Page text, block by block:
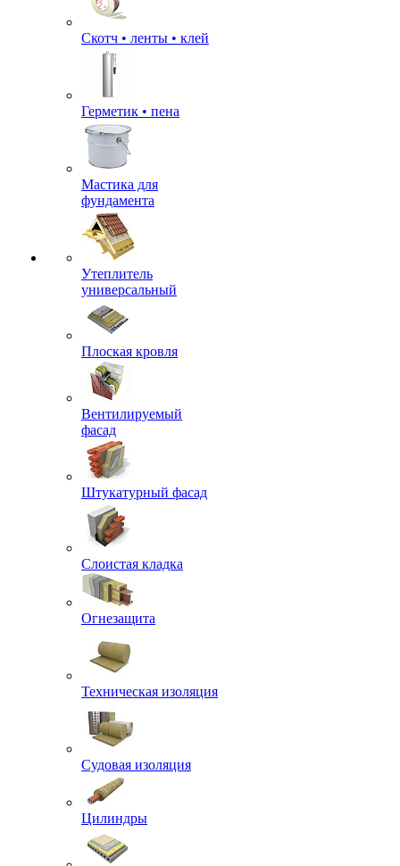
Скотч • ленты • клей
Герметик • пена
Мастика для
фундамента
Утеплитель
универсальный
Плоская кровля
Вентилируемый
фасад
Штукатурный фасад
Слоистая кладка
Огнезащита
Техническая изоляция
Судовая изоляция
Цилиндры